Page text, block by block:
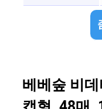
베베숲 비